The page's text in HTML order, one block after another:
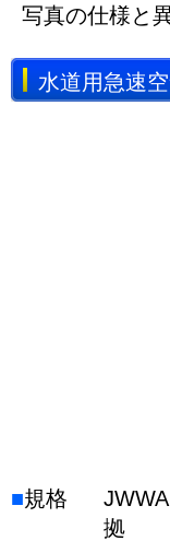
写真の仕様と
水道用急速
■規格
拠